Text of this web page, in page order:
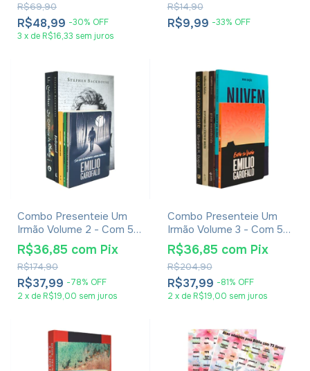
R$48,99 -30% OFF
R$69,90
3 x de R$16,33 sem juros
R$9,99 -33% OFF
R$14,90
Combo Presenteie Um
Irmão Volume 2 - Com 5
Livros
R$37,99 -78% OFF
R$174,90
R$36,85 com Pix
2 x de R$19,00 sem juros
Combo Presenteie Um
Irmão Volume 3 - Com 5
Livros
R$37,99 -81% OFF
R$204,90
R$36,85 com Pix
2 x de R$19,00 sem juros